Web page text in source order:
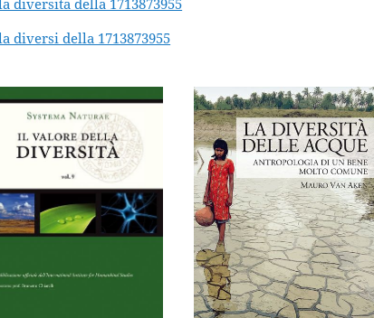
diversita della 1713873955
diversi della 1713873955